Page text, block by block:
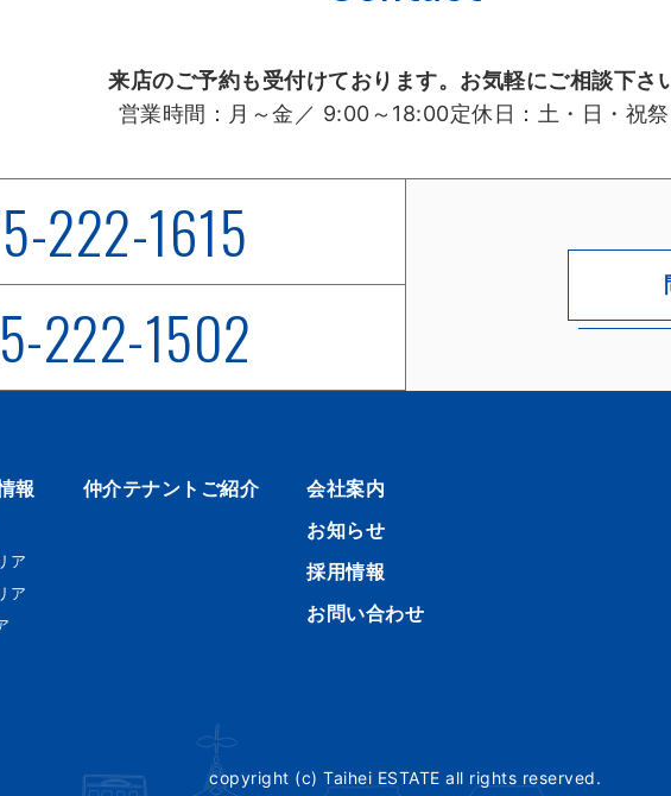
来店のご予約も受付けております。お気軽にご相談下さ
営業時間： 月～金／ 9:00～18:00定休日： 土・日・祝
222-1615
222-1502
報
ア
ア
仲介テナントご紹介
会社案内
お知らせ
採用情報
お問い合わせ
copyright (c) Taihei ESTATE all rights reserved.